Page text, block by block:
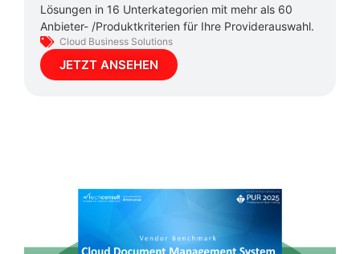
Lösungen in 16 Unterkategorien mit mehr als 60
Anbieter- /Produktkriterien für Ihre Providerauswahl.
Cloud Business Solutions
JETZT ANSEHEN